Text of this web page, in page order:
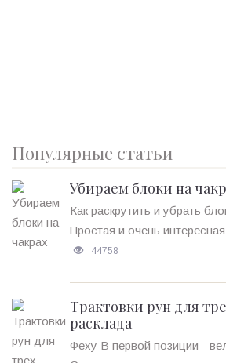
Популярные статьи
Убираем блоки на
Как раскрутить и убрать
Простая и очень
44758
Трактовки рун для
расклада
Феху В первой позиции -